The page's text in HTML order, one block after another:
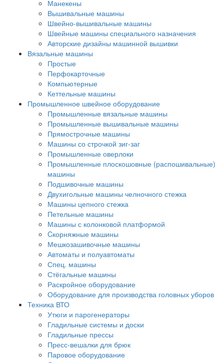
Манекены
Вышивальные машины
Швейно-вышивальные машины
Швейные машины специального назначения
Авторские дизайны машинной вышивки
Вязальные машины
Простые
Перфокарточные
Компьютерные
Кеттельные машины
Промышленное швейное оборудование
Промышленные вязальные машины
Промышленные вышивальные машины
Прямострочные машины
Машины со строчкой зиг-заг
Промышленные оверлоки
Промышленные плоскошовные (распошивальные)
машины
Подшивочные машины
Двухигольные машины челночного стежка
Машины цепного стежка
Петельные машины
Машины с колонковой платформой
Cкорняжные машины
Мешкозашивочные машины
Автоматы и полуавтоматы
Спец. машины
Стёгальные машины
Раскройное оборудование
Оборудование для производства головных уборов
Техника ВТО
Утюги и парогенераторы
Гладильные системы и доски
Гладильные прессы
Пресс-вешалки для брюк
Паровое оборудование